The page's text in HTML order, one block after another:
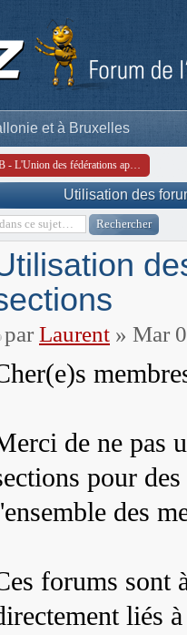
et à Bruxelles
L'UFAWB - L'Union des fédérations apicoles de Wallonie et de Bruxelles
Utilisation des
par Laurent » Mar
de ne pas
pour
des
forums sont
liés